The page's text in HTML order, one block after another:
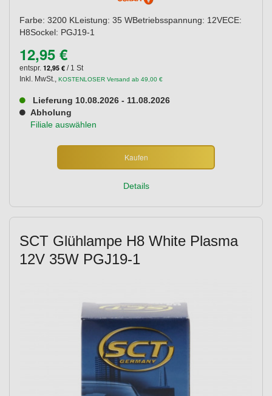
Farbe: 3200 KLeistung: 35 WBetriebsspannung: 12VECE:
H8Sockel: PGJ19-1
12,95 €
entspr. 12,95 € / 1 St
Inkl. MwSt.
KOSTENLOSER Versand ab 49,00 €
Lieferung 10.08.2026 - 11.08.2026
Abholung
Filiale auswählen
Kaufen
Details
SCT Glühlampe H8 White Plasma
12V 35W PGJ19-1